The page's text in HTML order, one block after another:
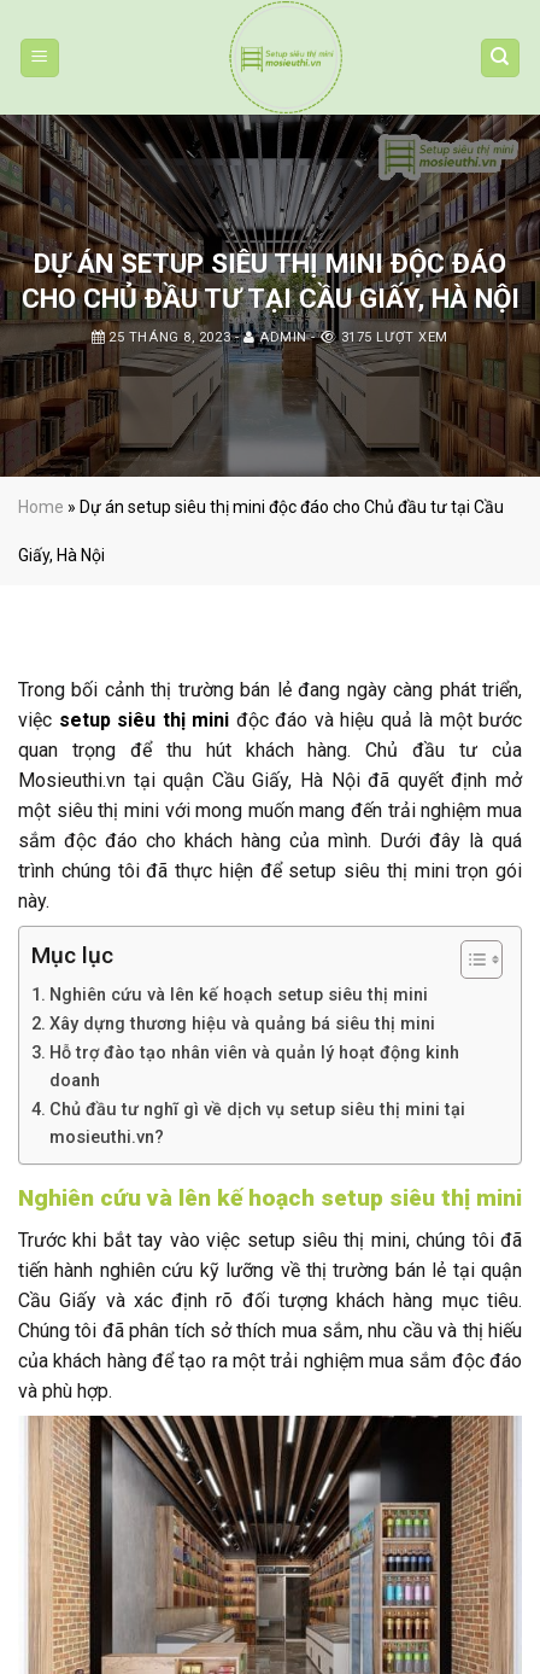
content
DỰ ÁN SETUP SIÊU THỊ MINI ĐỘC ĐÁO
CHO CHỦ ĐẦU TƯ TẠI CẦU GIẤY, HÀ NỘI
25 THÁNG 8, 2023- ADMIN- 3175 LƯỢT XEM
Home » Dự án setup siêu thị mini độc đáo cho Chủ đầu tư tại Cầu
Giấy, Hà Nội
Trong bối cảnh thị trường bán lẻ đang ngày càng phát triển,
việc setup siêu thị mini độc đáo và hiệu quả là một bước
quan trọng để thu hút khách hàng. Chủ đầu tư của
Mosieuthi.vn tại quận Cầu Giấy, Hà Nội đã quyết định mở
một siêu thị mini với mong muốn mang đến trải nghiệm mua
sắm độc đáo cho khách hàng của mình. Dưới đây là quá
trình chúng tôi đã thực hiện để setup siêu thị mini trọn gói
này.
Mục lục
Nghiên cứu và lên kế hoạch setup siêu thị mini
Xây dựng thương hiệu và quảng bá siêu thị mini
Hỗ trợ đào tạo nhân viên và quản lý hoạt động kinh
doanh
Chủ đầu tư nghĩ gì về dịch vụ setup siêu thị mini tại
mosieuthi.vn?
Nghiên cứu và lên kế hoạch setup siêu thị mini
Trước khi bắt tay vào việc setup siêu thị mini, chúng tôi đã
tiến hành nghiên cứu kỹ lưỡng về thị trường bán lẻ tại quận
Cầu Giấy và xác định rõ đối tượng khách hàng mục tiêu.
Chúng tôi đã phân tích sở thích mua sắm, nhu cầu và thị hiếu
của khách hàng để tạo ra một trải nghiệm mua sắm độc đáo
và phù hợp.